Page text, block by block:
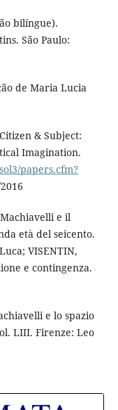
bilíngue).
São Paulo:
de Maria Lucia
& Subject:
Imagination.
papers.cfm?
e il
età del seicento.
VISENTIN,
e contingenza.
e lo spazio
LIII. Firenze: Leo